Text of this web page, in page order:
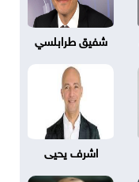
شفيق طرابلسي
اشرف يحيى